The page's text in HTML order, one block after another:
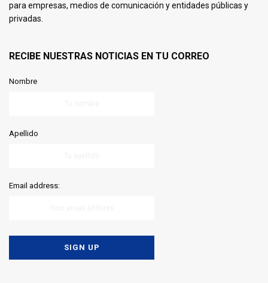
para empresas, medios de comunicación y entidades públicas y
privadas.
RECIBE NUESTRAS NOTICIAS EN TU CORREO
Nombre
Apellido
Email address: